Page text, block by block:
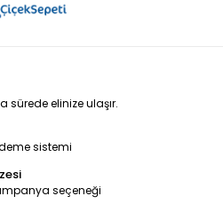
sürede elinize ulaşır.
sistemi
seçeneği